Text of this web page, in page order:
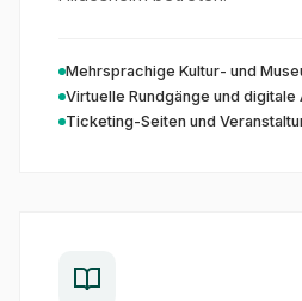
Mehrsprachige Kultur- und
Virtuelle Rundgänge und digitale
Ticketing-Seiten und